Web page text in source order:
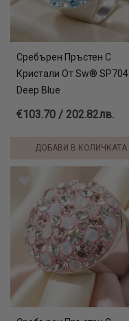
Сребърен Пръстен С
Кристали От Sw® SP704
Deep Blue
€103.70 / 202.82лв.
ДОБАВИ В КОЛИЧКАТА